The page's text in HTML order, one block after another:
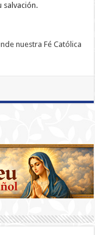
salvación.
nuestra Fé Católica